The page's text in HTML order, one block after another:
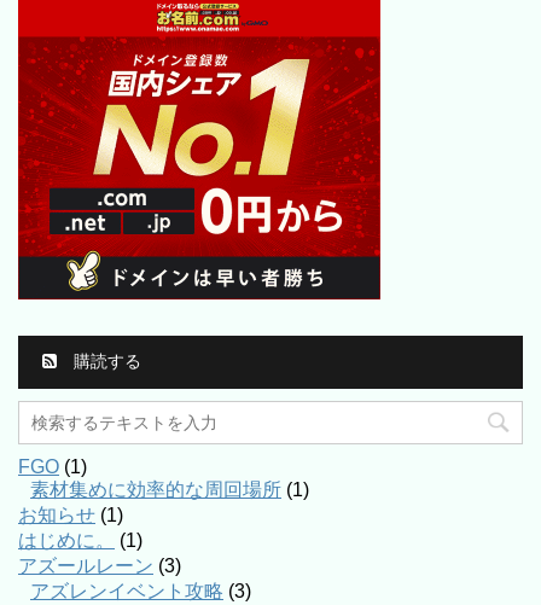
購読する
FGO (1)
素材集めに効率的な周回場所 (1)
お知らせ (1)
はじめに。
(1)
アズールレーン (3)
アズレンイベント攻略 (3)